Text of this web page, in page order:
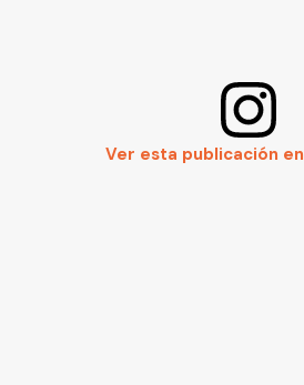
Ver esta publicación